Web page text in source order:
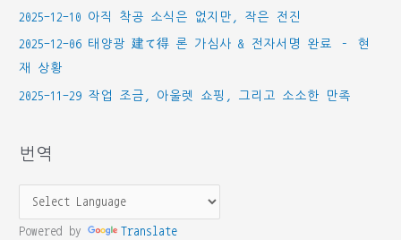
2025-12-10 아직 착공 소식은 없지만, 작은 전진
2025-12-06 태양광 建て得 론 가심사 & 전자서명 완료 – 현
재 상황
2025-11-29 작업 조금, 아울렛 쇼핑, 그리고 소소한 만족
번역
Powered by Translate